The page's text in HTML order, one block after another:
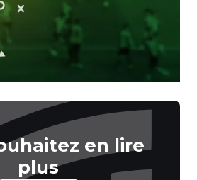
en lire
plus